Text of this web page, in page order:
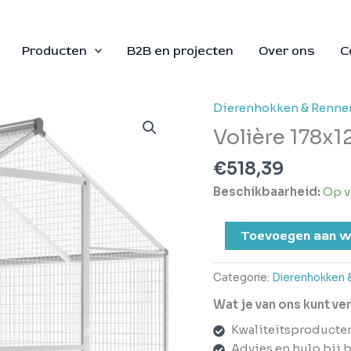
Producten B2B en projecten Over ons
Dierenhokken &
Volière
€518,39
Beschikbaarheid: Op
Volière
178x122x194
cm
aluminium
aantal
Toevoegen aan
Categorie: Dierenhokken
Wat je van ons kunt